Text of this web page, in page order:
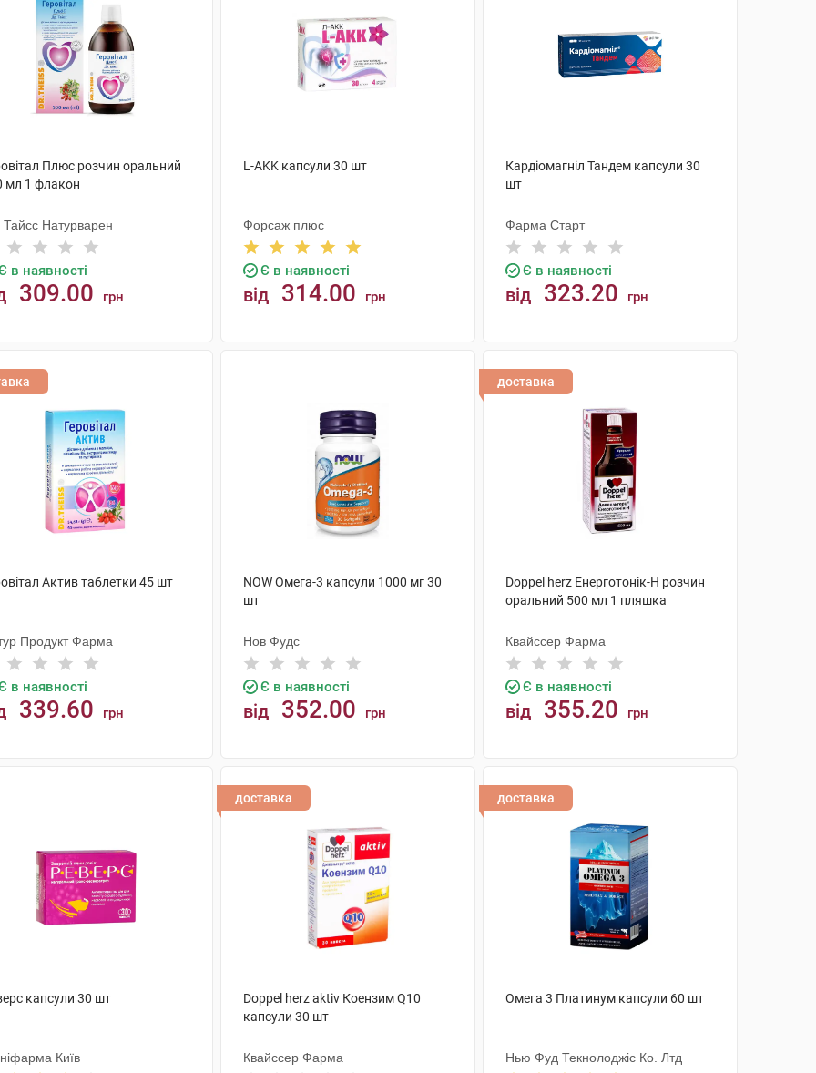
Плюс розчин оральний
мл 1 флакон
Тайсс Натурварен
в наявності
309.00 грн
L-AKK капсули 30 шт
Форсаж плюс
Є в наявності
від 314.00 грн
Кардіомагніл Тандем капсули 30
шт
Фарма Старт
Є в наявності
від 323.20 грн
Актив таблетки 45 шт
Продукт Фарма
в наявності
339.60 грн
NOW Омега-3 капсули 1000 мг 30
шт
Нов Фудс
Є в наявності
від 352.00 грн
доставка
Doppel herz Енерготонік-H розчин
оральний 500 мл 1 пляшка
Квайссер Фарма
Є в наявності
від 355.20 грн
капсули 30 шт
Київ
доставка
Doppel herz aktiv Коензим Q10
капсули 30 шт
Квайссер Фарма
доставка
Омега 3 Платинум капсули 60 шт
Нью Фуд Текнолоджіс Ко. Лтд